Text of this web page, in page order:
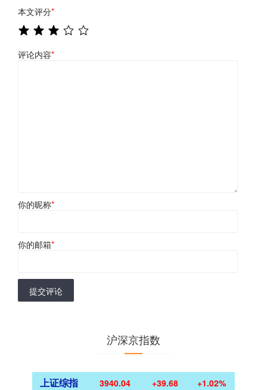
本文评分*
评论内容*
你的昵称*
你的邮箱*
提交评论
沪深京指数
上证综指 3940.04 +39.68 +1.02%